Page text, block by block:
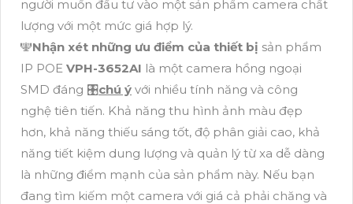
người muốn đầu tư vào một sản phẩm camera chất
lượng với một mức giá hợp lý.
🕎Nhận xét những ưu điểm của thiết bị sản phẩm
IP POE VPH-3652AI là một camera hồng ngoại
SMD đáng 🎛chú ý với nhiều tính năng và công
nghệ tiên tiến. Khả năng thu hình ảnh màu đẹp
hơn, khả năng thiếu sáng tốt, độ phân giải cao, khả
năng tiết kiệm dung lượng và quản lý từ xa dễ dàng
là những điểm mạnh của sản phẩm này. Nếu bạn
đang tìm kiếm một camera với giá cả phải chăng và